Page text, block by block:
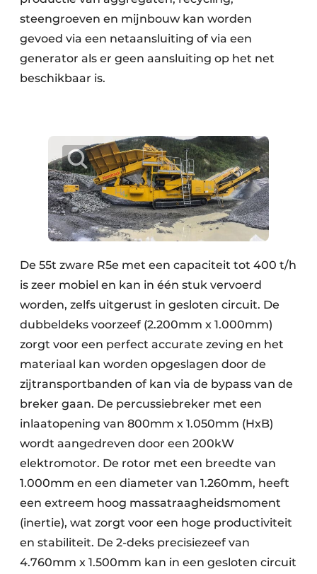
steengroeven en mijnbouw kan worden
gevoed via een netaansluiting of via een
generator als er geen aansluiting op het net
beschikbaar is.
De 55t zware R5e met een capaciteit tot 400 t/h
is zeer mobiel en kan in één stuk vervoerd
worden, zelfs uitgerust in gesloten circuit. De
dubbeldeks voorzeef (2.200mm x 1.000mm)
zorgt voor een perfect accurate zeving en het
materiaal kan worden opgeslagen door de
zijtransportbanden of kan via de bypass van de
breker gaan. De percussiebreker met een
inlaatopening van 800mm x 1.050mm (HxB)
wordt aangedreven door een 200kW
elektromotor. De rotor met een breedte van
1.000mm en een diameter van 1.260mm, heeft
een extreem hoog massatraagheidsmoment
(inertie), wat zorgt voor een hoge productiviteit
en stabiliteit. De 2-deks precisiezeef van
4.760mm x 1.500mm kan in een gesloten circuit